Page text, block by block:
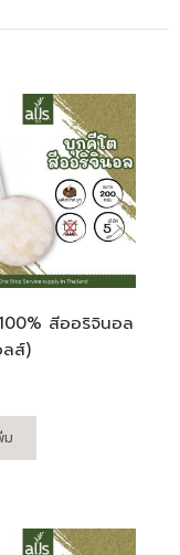
สีออริจินอล
ส์)
ม